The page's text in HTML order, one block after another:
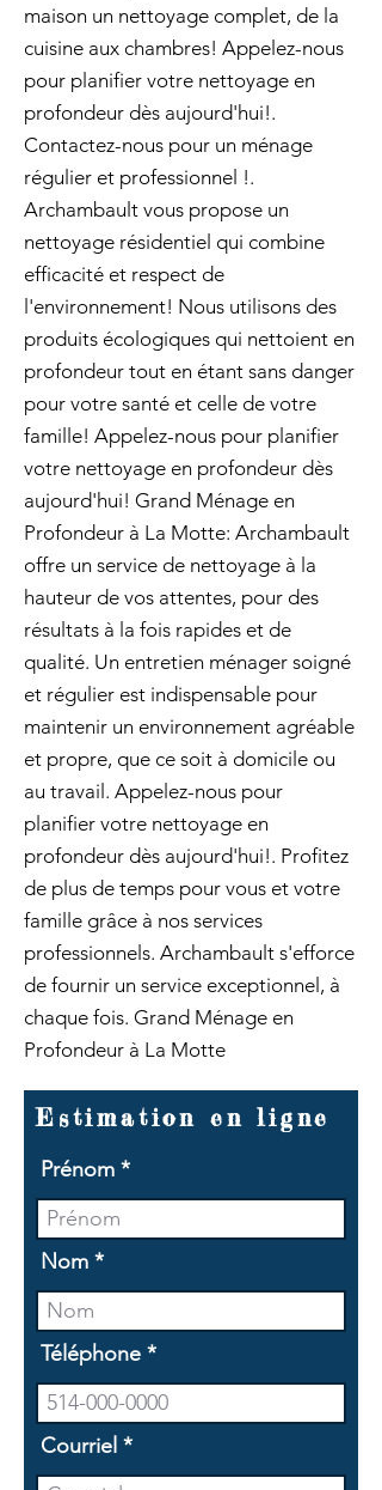
maison un nettoyage complet, de la
cuisine aux chambres! Appelez-nous
pour planifier votre nettoyage en
profondeur dès aujourd'hui!.
Contactez-nous pour un ménage
régulier et professionnel !.
Archambault vous propose un
nettoyage résidentiel qui combine
efficacité et respect de
l'environnement! Nous utilisons des
produits écologiques qui nettoient en
profondeur tout en étant sans danger
pour votre santé et celle de votre
famille! Appelez-nous pour planifier
votre nettoyage en profondeur dès
aujourd'hui! Grand Ménage en
Profondeur à La Motte: Archambault
offre un service de nettoyage à la
hauteur de vos attentes, pour des
résultats à la fois rapides et de
qualité. Un entretien ménager soigné
et régulier est indispensable pour
maintenir un environnement agréable
et propre, que ce soit à domicile ou
au travail. Appelez-nous pour
planifier votre nettoyage en
profondeur dès aujourd'hui!. Profitez
de plus de temps pour vous et votre
famille grâce à nos services
professionnels. Archambault s'efforce
de fournir un service exceptionnel, à
chaque fois. Grand Ménage en
Profondeur à La Motte
Estimation en ligne
Prénom
Nom
Téléphone
Courriel